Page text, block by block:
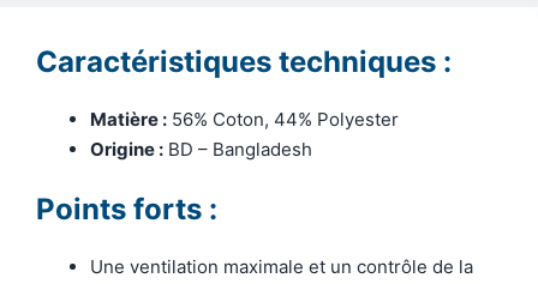
Caractéristiques techniques :
Matière : 56% Coton, 44% Polyester
Origine : BD – Bangladesh
Points forts :
Une ventilation maximale et un contrôle de la